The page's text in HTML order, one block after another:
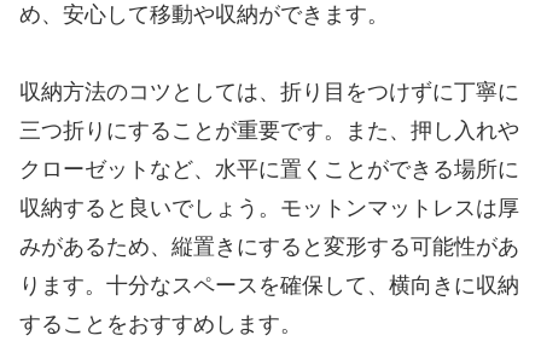
め、安心して移動や収納ができます。
収納方法のコツとしては、折り目をつけずに丁寧に
三つ折りにすることが重要です。また、押し入れや
クローゼットなど、水平に置くことができる場所に
収納すると良いでしょう。モットンマットレスは厚
みがあるため、縦置きにすると変形する可能性があ
ります。十分なスペースを確保して、横向きに収納
することをおすすめします。